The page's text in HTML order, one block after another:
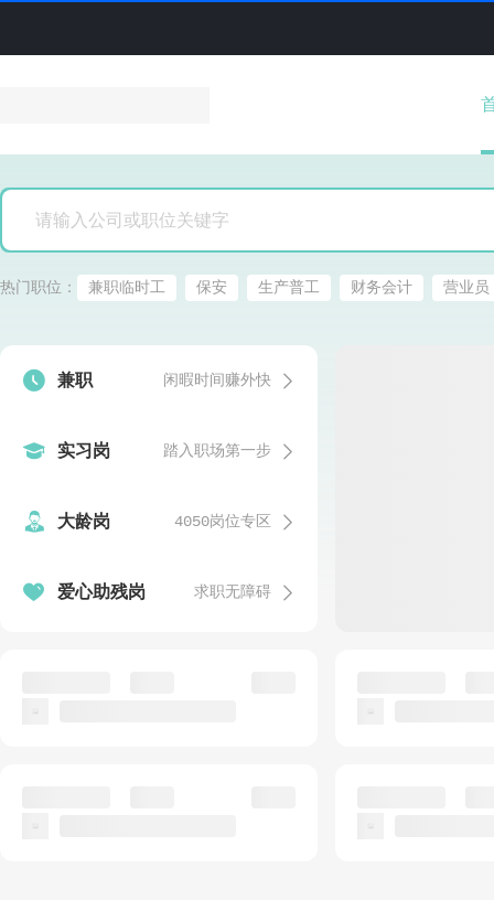
热门职位： 兼职临时工 保安 生产普工 财务会计 营业员
 兼职 闲暇时间赚外快 
 实习岗 踏入职场第一步 
 大龄岗 4050岗位专区 
 爱心助残岗 求职无障碍 